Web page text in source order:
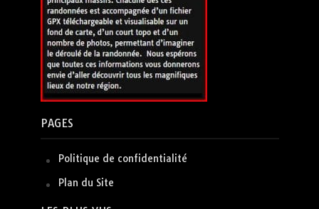
PAGES
Politique de confidentialité
Plan du Site